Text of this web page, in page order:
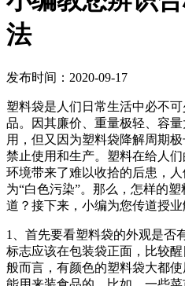
法
发布时间：2020-09-17
塑料袋是人们日常生活中必不
品。因其廉价、重量极轻、容
用，但又因为塑料袋降解周期
禁止使用和生产。塑料在给人
环境带来了难以收拾的后患，
为“白色污染”。那么，怎样的
道？接下来，小编为您传道授业
1、首先要看塑料袋的外观是否
标志应该在包装袋正面，比较
般而言，有颜色的塑料袋大都